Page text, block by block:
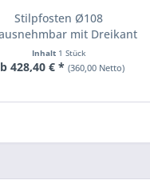
Stilpfosten Ø108
mit Dreikant
Inhalt 1 Stück
428,40 € * (360,00 Netto)